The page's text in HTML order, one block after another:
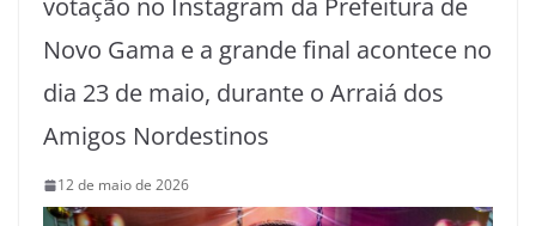
votação no Instagram da Prefeitura de
Novo Gama e a grande final acontece no
dia 23 de maio, durante o Arraiá dos
Amigos Nordestinos
12 de maio de 2026